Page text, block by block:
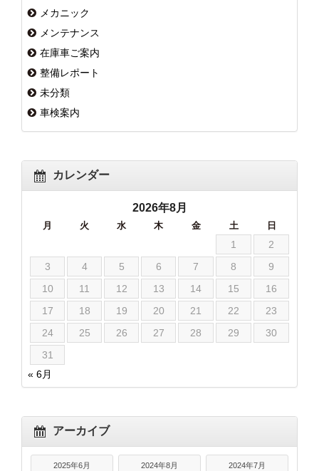
メカニック
メンテナンス
在庫車ご案内
整備レポート
未分類
車検案内
カレンダー
2026年8月
月 火 水 木 金 土 日
1
2
3
4 5 6 7 8
9
10
11 12 13 14 15
16
17
18 19 20 21 22
23
24
25 26 27 28 29
30
31
« 6月
アーカイブ
2025年6月 2024年8月 2024年7月